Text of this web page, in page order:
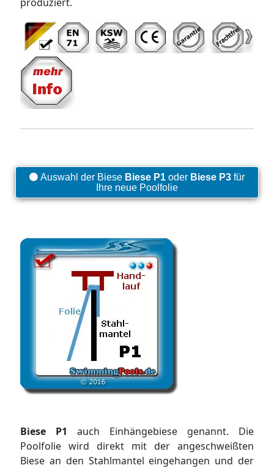
Auswahl der Biese Biese P1 oder Biese P3 für
Ihre neue Poolfolie
Biese P1 auch Einhängebiese genannt. Die
Poolfolie wird direkt mit der angeschweißten
Biese an den Stahlmantel eingehangen und der